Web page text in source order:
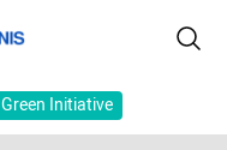
Green Initiative